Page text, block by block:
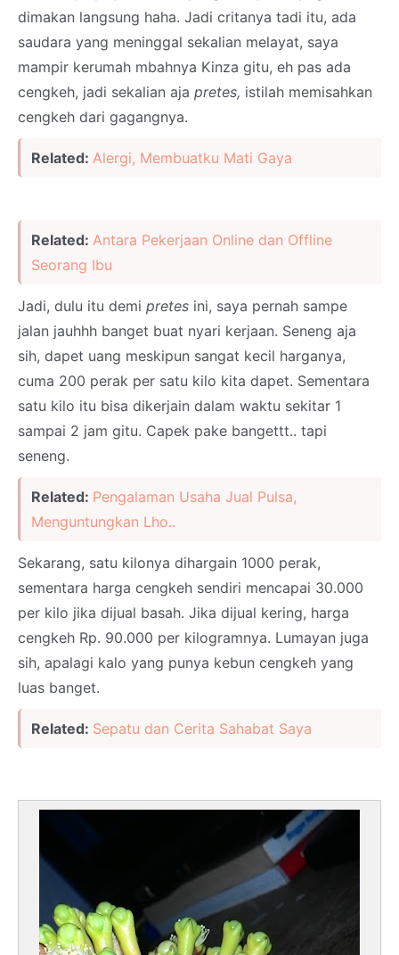
dimakan langsung haha. Jadi critanya tadi itu, ada
saudara yang meninggal sekalian melayat, saya
mampir kerumah mbahnya Kinza gitu, eh pas ada
cengkeh, jadi sekalian aja pretes, istilah memisahkan
cengkeh dari gagangnya.
Related: Alergi, Membuatku Mati Gaya
Related: Antara Pekerjaan Online dan Offline
Seorang Ibu
Jadi, dulu itu demi pretes ini, saya pernah sampe
jalan jauhhh banget buat nyari kerjaan. Seneng aja
sih, dapet uang meskipun sangat kecil harganya,
cuma 200 perak per satu kilo kita dapet. Sementara
satu kilo itu bisa dikerjain dalam waktu sekitar 1
sampai 2 jam gitu. Capek pake bangettt.. tapi
seneng.
Related: Pengalaman Usaha Jual Pulsa,
Menguntungkan Lho..
Sekarang, satu kilonya dihargain 1000 perak,
sementara harga cengkeh sendiri mencapai 30.000
per kilo jika dijual basah. Jika dijual kering, harga
cengkeh Rp. 90.000 per kilogramnya. Lumayan juga
sih, apalagi kalo yang punya kebun cengkeh yang
luas banget.
Related: Sepatu dan Cerita Sahabat Saya